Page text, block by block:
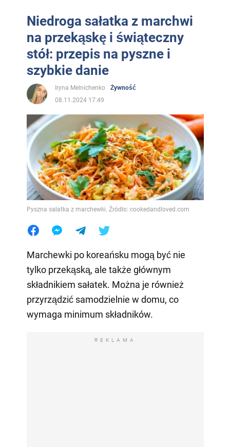
Niedroga sałatka z marchwi
na przekąskę i świąteczny
stół: przepis na pyszne i
szybkie danie
Iryna Melnichenko
Żywność
08.11.2024 17:49
Pyszna sałatka z marchewki. Źródło: cookedandloved.com
Marchewki po koreańsku mogą być nie
tylko przekąską, ale także głównym
składnikiem sałatek. Można je również
przyrządzić samodzielnie w domu, co
wymaga minimum składników.
REKLAMA